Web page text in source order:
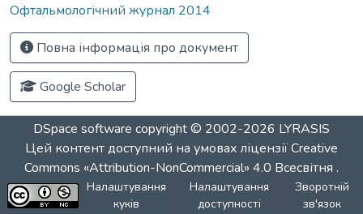
Офтальмологічний журнал 2014
Повна інформація про документ
Google Scholar
DSpace software copyright © 2002-2026 LYRASIS
Цей контент доступний на умовах ліцензіїCreative
Commons «Attribution-NonCommercial» 4.0 Всесвітня .
Налаштування
куків
Налаштування
доступності
Зворотній
зв'язок